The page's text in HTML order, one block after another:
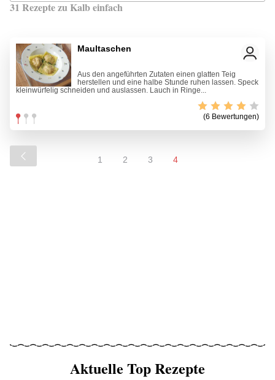
31 Rezepte zu Kalb einfach
Maultaschen
Aus den angeführten Zutaten einen glatten Teig
herstellen und eine halbe Stunde ruhen lassen. Speck
kleinwürfelig schneiden und auslassen. Lauch in Ringe...
(6 Bewertungen)
1 2 3 4
Aktuelle Top Rezepte